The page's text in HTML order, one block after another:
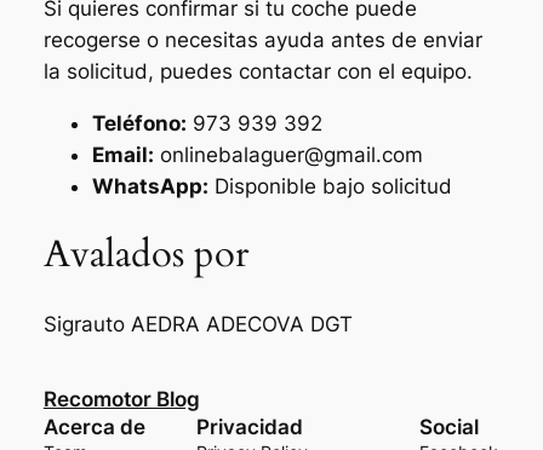
Si quieres confirmar si tu coche puede
recogerse o necesitas ayuda antes de enviar
la solicitud, puedes contactar con el equipo.
Teléfono: 973 939 392
Email: onlinebalaguer@gmail.com
WhatsApp: Disponible bajo solicitud
Avalados por
Sigrauto AEDRA ADECOVA DGT
Recomotor Blog
Acerca de
Privacidad Social